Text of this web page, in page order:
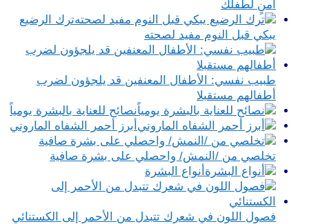
آمنٍ لطفلك
ترك الرضيع
يبكي قبل النوم مفيد لصحته
طبيب نفسي: الأطفال المعنفين قد يلجؤون لضرب
أطفالهم مستقبلا
نصائح للعناية بالبشرة يومياً
أبرز أحمر الشفاه الماروني
تخلصي من /النمش/ واحصلي على بشرة صافية
أنواع البشرة
فصول اللون في شعرك تتبدل من الأحمر إلى الكستنائي